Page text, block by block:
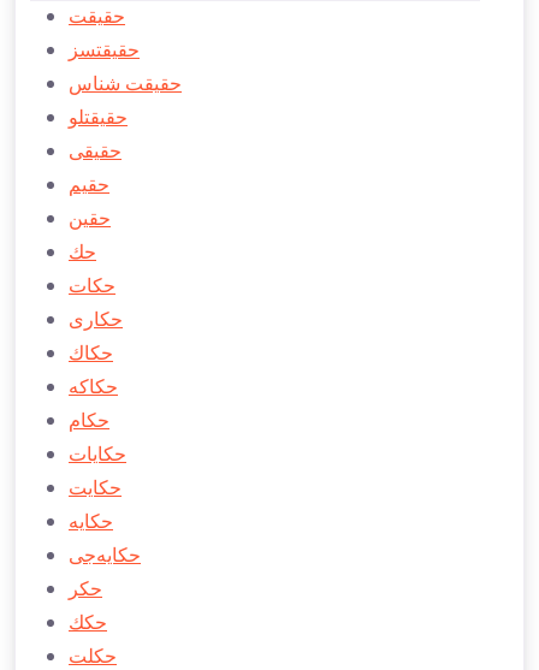
حقیقت
حقیقتسز
حقیقت شناس
حقیقتلو
حقیقی
حقیم
حقین
حك
حكات
حكاری
حكاك
حكاكه
حكام
حكايات
حكايت
حكايه
حكايه‌جی
حكر
حكك
حكلت